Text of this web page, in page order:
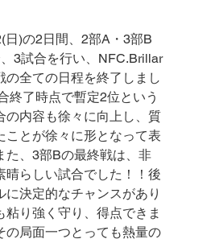
日)の2日間、2部A・3部B
3試合を行い、NFC.Brillar
の全ての日程を終了しまし
終了時点で暫定2位という
の内容も徐々に向上し、質
ことが徐々に形となって表
た、3部Bの最終戦は、非
晴らしい試合でした！！後
に決定的なチャンスがあり
粘り強く守り、得点できま
の局面一つとっても熱量の